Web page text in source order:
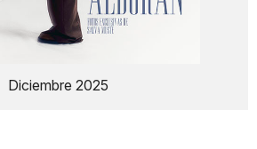
Diciembre 2025